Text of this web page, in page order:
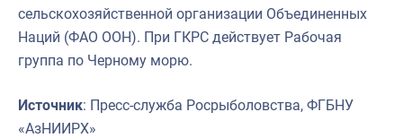
сельскохозяйственной организации Объединенных
Наций (ФАО ООН). При ГКРС действует Рабочая
группа по Черному морю.
Источник: Пресс-служба Росрыболовства, ФГБНУ
«АзНИИРХ»